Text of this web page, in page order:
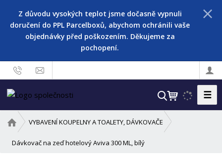
Z důvodu vysokých teplot jsme dočasně vypnuli
doručení do PPL Parcelboxů, abychom ochránili vaše
objednávky před poškozením. Děkujeme za
pochopení.
V
h
l
☰
v
o
VYBAVENÍ KOUPELNY A TOALETY, DÁVKOVAČE
Dávkovač na zeď hotelový Aviva 300 ML, bílý